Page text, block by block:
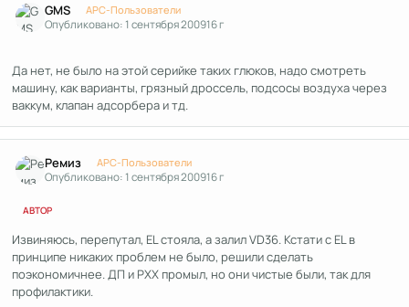
GMS APC-Пользователи
Опубликовано:1 сентября 200916 г
Да нет, не было на этой серийке таких глюков, надо смотреть
машину, как варианты, грязный дроссель, подсосы воздуха через
ваккум, клапан адсорбера и тд.
Ремиз APC-Пользователи
Опубликовано:1 сентября 200916 г
АВТОР
Извиняюсь, перепутал, EL стояла, а залил VD36. Кстати с EL в
принципе никаких проблем не было, решили сделать
поэкономичнее. ДП и РХХ промыл, но они чистые были, так для
профилактики.